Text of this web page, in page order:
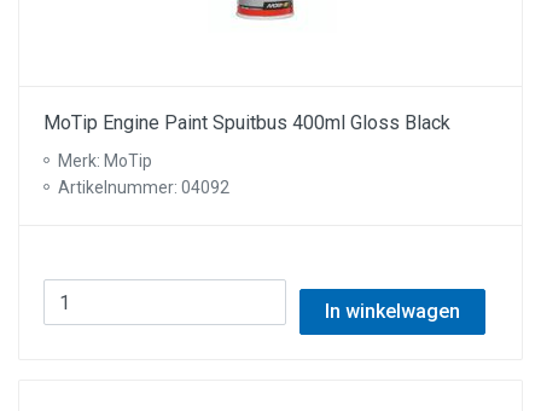
MoTip Engine Paint Spuitbus 400ml Gloss Black
Merk: MoTip
Artikelnummer: 04092
In winkelwagen